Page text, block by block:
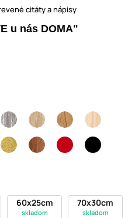
citáty a nápisy
u nás DOMA"
60x25cm
skladom
70x30cm
skladom